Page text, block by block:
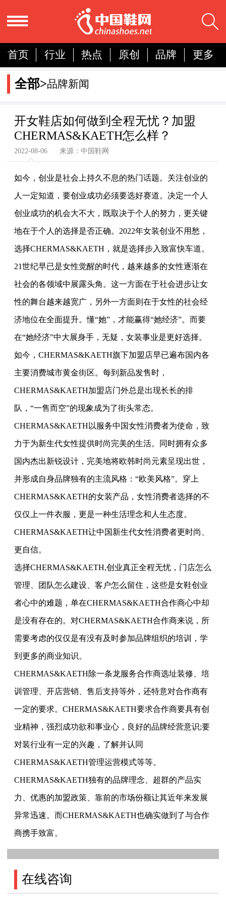
首页 行业 热点 原创 品牌
更多
国内
国际
分析
全部>品牌新闻
开女鞋店如何做到全程无忧？加盟
CHERMAS&KAETH怎么样？
2022-08-06 来源：中国鞋网
如今，创业是社会上持久不息的热门话题。关注创业的
人一定知道，要创业成功必须要选好赛道。决定一个人
创业成功的机会大不大，既取决于个人的努力，更关键
地在于个人的选择是否正确。2022年女装创业不用愁，
选择CHERMAS&KAETH，就是选择步入致富快车道。
21世纪早已是女性觉醒的时代，越来越多的女性逐渐在
社会的各领域中展露头角。这一方面在于社会进步让女
性的舞台越来越宽广，另外一方面则在于女性的社会经
济地位在全面提升。懂“她”，才能赢得“她经济”。而要
在“她经济”中大展身手，无疑，女装事业是更好选择。
如今，CHERMAS&KAETH旗下加盟店早已遍布国内各
主要消费城市黄金街区。每到新品发售时，
CHERMAS&KAETH加盟店门外总是出现长长的排
队，“一售而空”的现象成为了街头常态。
CHERMAS&KAETH以服务中国女性消费者为使命，致
力于为新生代女性提供时尚完美的生活。同时拥有众多
国内杰出新锐设计，完美地将欧韩时尚元素呈现出世，
并形成自身品牌独有的主流风格：“欧美风格”。穿上
CHERMAS&KAETH的女装产品，女性消费者选择的不
仅仅上一件衣服，更是一种生活理念和人生态度。
CHERMAS&KAETH让中国新生代女性消费者更时尚、
更自信。
选择CHERMAS&KAETH,创业真正全程无忧，门店怎么
管理、团队怎么建设、客户怎么留住，这些是女鞋创业
者心中的难题，单在CHERMAS&KAETH合作商心中却
是没有存在的。对CHERMAS&KAETH合作商来说，所
需要考虑的仅仅是有没有及时参加品牌组织的培训，学
到更多的商业知识。
CHERMAS&KAETH除一条龙服务合作商选址装修、培
训管理、开店营销、售后支持等外，还特意对合作商有
一定的要求。CHERMAS&KAETH要求合作商要具有创
业精神，强烈成功欲和事业心，良好的品牌经营意识;要
对装行业有一定的兴趣，了解并认同
CHERMAS&KAETH管理运营模式等等。
CHERMAS&KAETH独有的品牌理念、超群的产品实
力、优惠的加盟政策、靠前的市场份额让其近年来发展
异常迅速。而CHERMAS&KAETH也确实做到了与合作
商携手致富。
在线咨询